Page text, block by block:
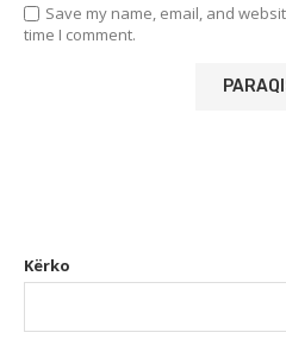
Save my name, email, and
time I comment.
Kërko